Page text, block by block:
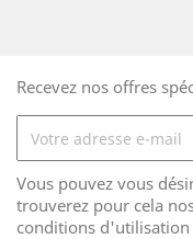
Recevez nos offres
Vous pouvez vous
trouverez pour cela
conditions d'utilisation